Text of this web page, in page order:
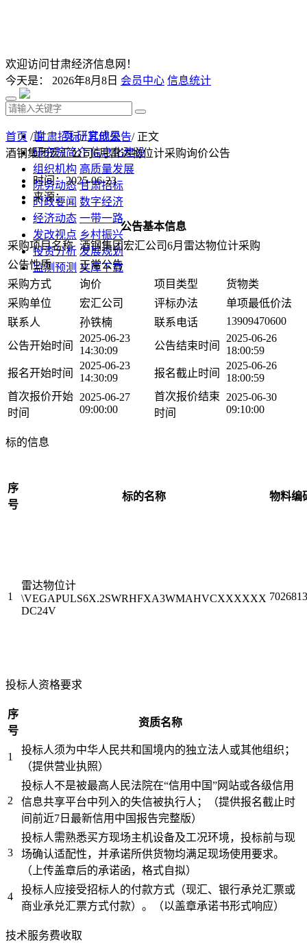
欢迎访问甘肃经济信息网！
今天是： 2026年8月8日 会员中心 信息统计
首 页 研究成果
研究院简介 信息化建设
组织机构 高质量发展
院务动态 甘肃招标
时政要闻 数字经济
经济动态 一带一路
发改视点 乡村振兴
投资分析 发展规划
监测预测 文库下载
首页 /甘肃招标/其他公告/ 正文
酒钢集团宏汇公司6月雷达物位计采购询价公告
时间：2025-06-23
来源：
公告基本信息
采购项目名称 酒钢集团宏汇公司6月雷达物位计采购
公告性质
正常公告
采购方式
询价 项目类型
货物类
采购单位
宏汇公司 评标办法
单项最低价法
联系人
孙铁楠 联系电话 13909470600
公告开始时间
2025-06-23
14:30:09
公告结束时间
2025-06-26
18:00:59
报名开始时间
2025-06-23
14:30:09
报名截止时间
2025-06-26
18:00:59
首次报价开始
时间
2025-06-27
09:00:00
首次报价结束
时间
2025-06-30
09:10:00
标的信息
序
号
标的名称 物料编
1
雷达物位计
\VEGAPULS6X.2SWRHFXA3WMAHVCXXXXXX
DC24V
投标人资格要求
序
号
资质名称
1
投标人须为中华人民共和国境内的独立法人或其他组织；
（提供营业执照）
2
投标人不是被最高人民法院在“信用中国”网站或各级信用
信息共享平台中列入的失信被执行人；（提供报名截止时
间前近7日最新信用中国报告完整版）
3
投标人需熟悉买方现场主机设备及工况环境，投标前与现
场确认适配性，并承诺所供货物均满足现场使用要求。
（上传盖章后的承诺函，格式自拟）
4
投标人应接受招标人的付款方式（现汇、银行承兑汇票或
商业承兑汇票方式付款）。（以盖章承诺书形式响应）
技术服务费收取